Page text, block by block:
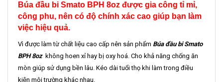
Búa đầu bi Smato BPH 8oz được gia công tỉ mỉ,
công phu, nên có độ chính xác cao giúp bạn làm
việc hiệu quả.
Vì được làm từ chất liệu cao cấp nên sản phẩm Búa đầu bi Smato
BPH 8ozkhông hoen xỉ hay bị oxy hoá. Cho khả năng chống ăn
mòn giúp sử dụng bền lâu. Kéo dài tuổi thọ khi làm trong điều
kiện môi trường khác nhau.